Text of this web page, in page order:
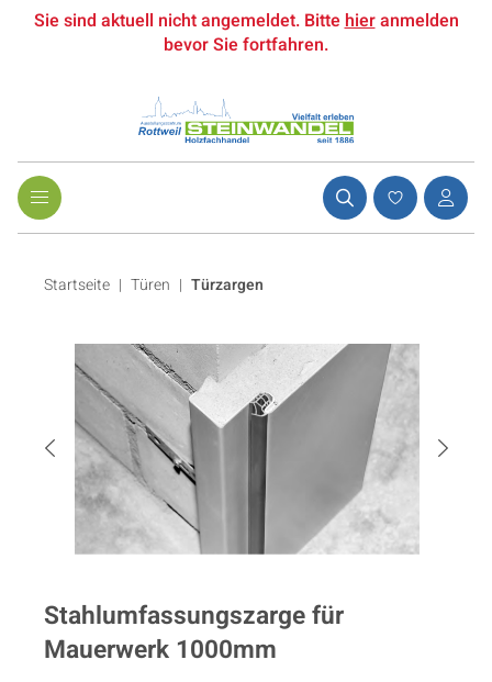
Sie sind aktuell nicht angemeldet. Bittehieranmelden
bevor Sie fortfahren.
Startseite Türen | Türzargen
Stahlumfassungszarge für
Mauerwerk 1000mm